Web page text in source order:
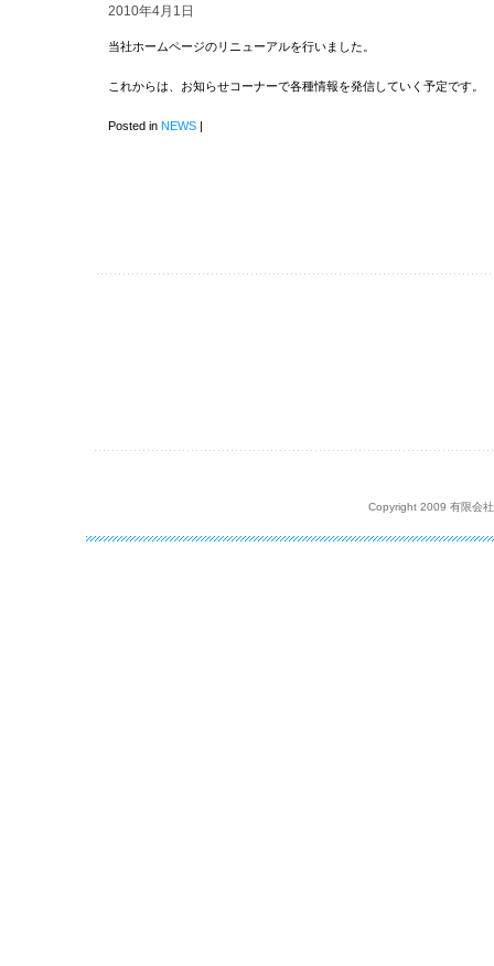
2010年4月1日
当社ホームページのリニューアルを行いました。
これからは、お知らせコーナーで各種情報を発信していく予定です。
Posted in NEWS|
Copyright 2009 有限会